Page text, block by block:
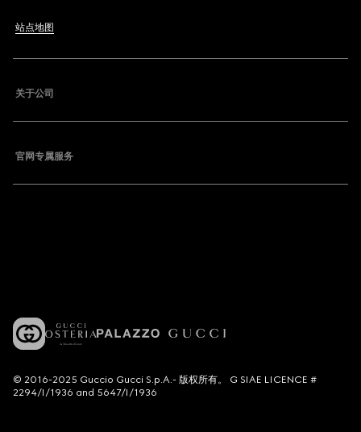
站点地图
关于公司
官网专属服务
© 2016-2025 Guccio Gucci S.p.A.- 版权所有。 G SIAE LICENCE #
2294/I/1936 and 5647/I/1936